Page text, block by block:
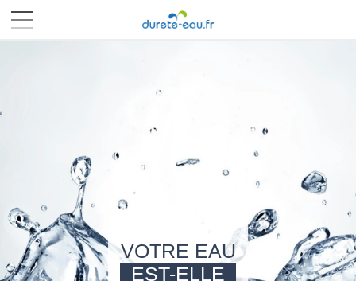
VOTRE EAU
EST-ELLE